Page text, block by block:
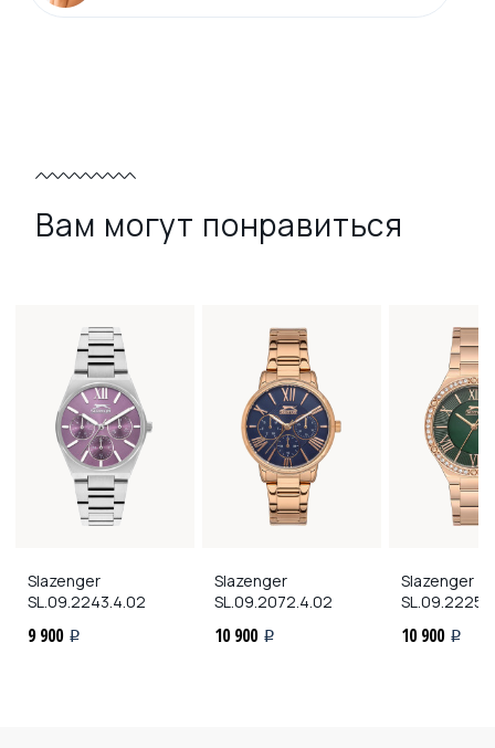
Вам могут понравиться
Slazenger
SL.09.2243.4.02
9 900 i
Slazenger
SL.09.2072.4.02
10 900 i
Slazenger
10 900 i